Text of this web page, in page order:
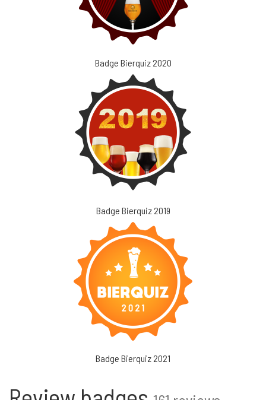
Badge Bierquiz 2020
Badge Bierquiz 2019
Badge Bierquiz 2021